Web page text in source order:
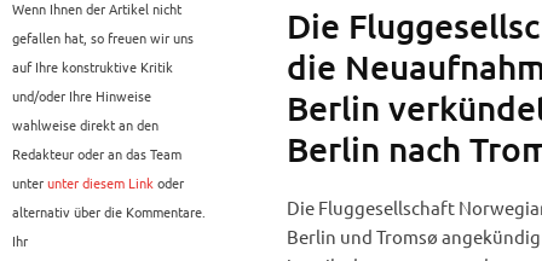
Wenn Ihnen der Artikel nicht
gefallen hat, so freuen wir uns
auf Ihre konstruktive Kritik
und/oder Ihre Hinweise
wahlweise direkt an den
Redakteur oder an das Team
unterunter diesem Linkoder
alternativ über die Kommentare.
Ihr
Die
die
Berlin
Berlin nach
Die Fluggesellschaft
Berlin und Tromsø